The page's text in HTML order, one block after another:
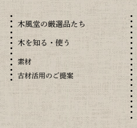
木風堂の厳選品たち
木を知る・使う
素材
古材活用のご提案